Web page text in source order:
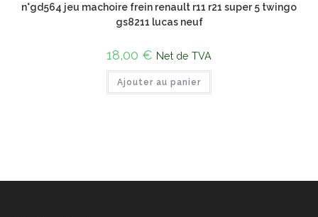
n°gd564 jeu machoire frein renault r11 r21 super 5 twingo
gs8211 lucas neuf
18,00 € Net de TVA
Ajouter au panier